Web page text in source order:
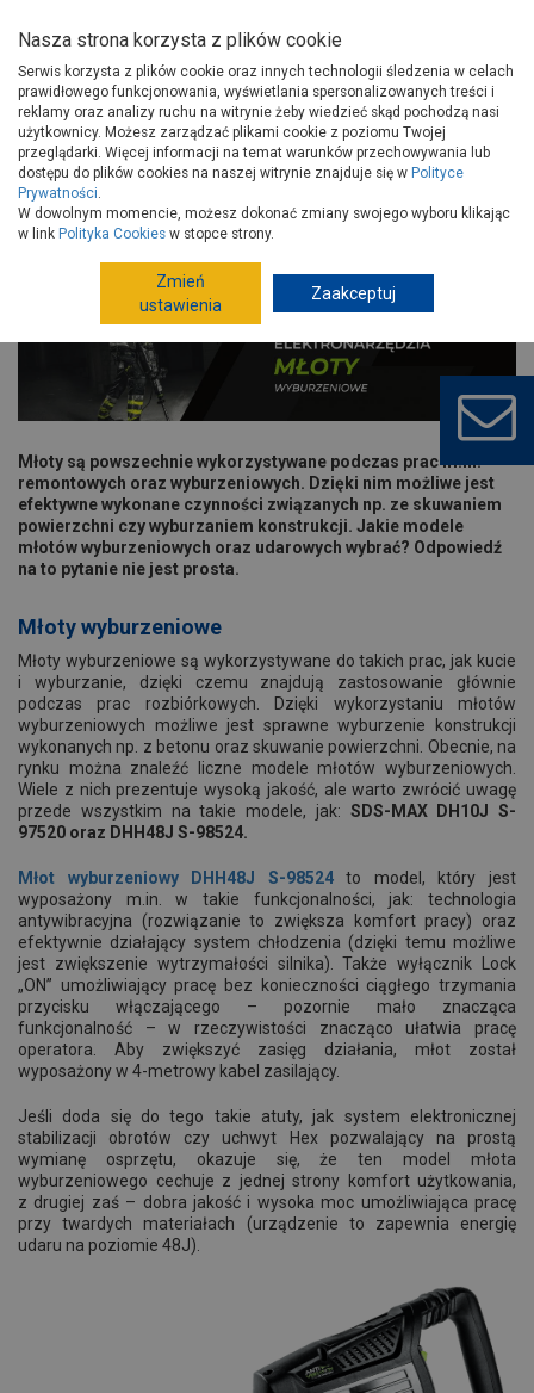
Strona główna Porady
Narzędzia i majsterkowanie
Narzędzia
Młot wyburzeniowy i udarowy – jaki wybrać?
Młot wyburzeniowy i udarowy – jaki
wybrać?
Młoty są powszechnie wykorzystywane podczas prac m.in.
remontowych oraz wyburzeniowych. Dzięki nim możliwe jest
efektywne wykonane czynności związanych np. ze skuwaniem
powierzchni czy wyburzaniem konstrukcji. Jakie modele
młotów wyburzeniowych oraz udarowych wybrać? Odpowiedź
na to pytanie nie jest prosta.
Młoty wyburzeniowe
Młoty wyburzeniowe są wykorzystywane do takich prac, jak kucie
i wyburzanie, dzięki czemu znajdują zastosowanie głównie
podczas prac rozbiórkowych. Dzięki wykorzystaniu młotów
wyburzeniowych możliwe jest sprawne wyburzenie konstrukcji
wykonanych np. z betonu oraz skuwanie powierzchni. Obecnie, na
rynku można znaleźć liczne modele młotów wyburzeniowych.
Wiele z nich prezentuje wysoką jakość, ale warto zwrócić uwagę
przede wszystkim na takie modele, jak: SDS-MAX DH10J S-
97520 oraz DHH48J S-98524.
Młot wyburzeniowy DHH48J S-98524to model, który jest
wyposażony m.in. w takie funkcjonalności, jak: technologia
antywibracyjna (rozwiązanie to zwiększa komfort pracy) oraz
efektywnie działający system chłodzenia (dzięki temu możliwe
jest zwiększenie wytrzymałości silnika). Także wyłącznik Lock
„ON” umożliwiający pracę bez konieczności ciągłego trzymania
przycisku włączającego – pozornie mało znacząca
funkcjonalność – w rzeczywistości znacząco ułatwia pracę
operatora. Aby zwiększyć zasięg działania, młot został
wyposażony w 4-metrowy kabel zasilający.
Jeśli doda się do tego takie atuty, jak system elektronicznej
stabilizacji obrotów czy uchwyt Hex pozwalający na prostą
wymianę osprzętu, okazuje się, że ten model młota
wyburzeniowego cechuje z jednej strony komfort użytkowania,
z drugiej zaś – dobra jakość i wysoka moc umożliwiająca pracę
przy twardych materiałach (urządzenie to zapewnia energię
udaru na poziomie 48J).
Nasza strona korzysta z plików cookie
Serwis korzysta z plików cookie oraz innych technologii śledzenia w celach
prawidłowego funkcjonowania, wyświetlania spersonalizowanych treści i
reklamy oraz analizy ruchu na witrynie żeby wiedzieć skąd pochodzą nasi
użytkownicy. Możesz zarządzać plikami cookie z poziomu Twojej
przeglądarki. Więcej informacji na temat warunków przechowywania lub
dostępu do plików cookies na naszej witrynie znajduje się w Polityce
Prywatności.
W dowolnym momencie, możesz dokonać zmiany swojego wyboru klikając
w link Polityka Cookies w stopce strony.
Zmień
ustawienia
Zaakceptuj